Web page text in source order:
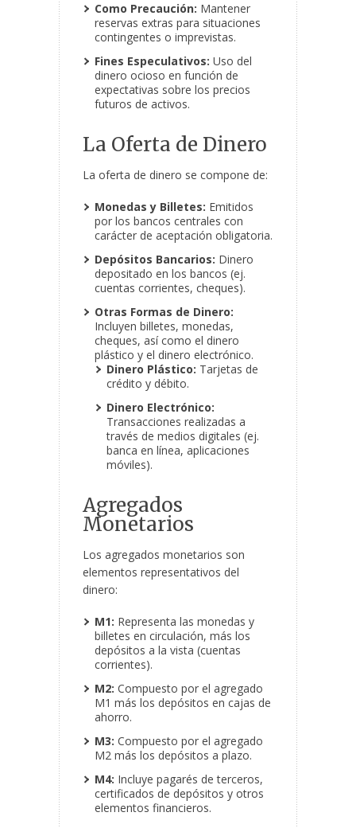
Como Precaución: Mantener
reservas extras para situaciones
contingentes o imprevistas.
Fines Especulativos: Uso del
dinero ocioso en función de
expectativas sobre los precios
futuros de activos.
La Oferta de Dinero
La oferta de dinero se compone de:
Monedas y Billetes: Emitidos
por los bancos centrales con
carácter de aceptación obligatoria.
Depósitos Bancarios: Dinero
depositado en los bancos (ej.
cuentas corrientes, cheques).
Otras Formas de Dinero:
Incluyen billetes, monedas,
cheques, así como el dinero
plástico y el dinero electrónico.
Dinero Plástico: Tarjetas de
crédito y débito.
Dinero Electrónico:
Transacciones realizadas a
través de medios digitales (ej.
banca en línea, aplicaciones
móviles).
Agregados
Monetarios
Los agregados monetarios son
elementos representativos del
dinero:
M1: Representa las monedas y
billetes en circulación, más los
depósitos a la vista (cuentas
corrientes).
M2: Compuesto por el agregado
M1 más los depósitos en cajas de
ahorro.
M3: Compuesto por el agregado
M2 más los depósitos a plazo.
M4: Incluye pagarés de terceros,
certificados de depósitos y otros
elementos financieros.